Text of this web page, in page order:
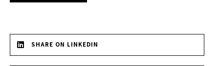
SHARE ON LINKEDIN